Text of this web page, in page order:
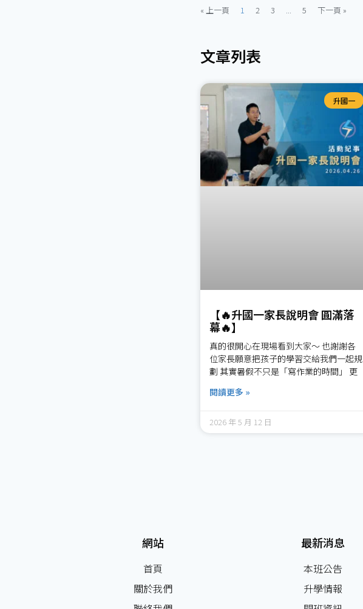
« 上一頁 1 2 3 ... 5 下一頁 »
文章列表
升國一
【🔥升國一家長說明會 圓滿落
幕🔥】
真的很開心在現場看到大家～ 也謝謝各
位家長願意把孩子的學習交給我們一起規
劃 其實暑假不只是「寫作業的時間」 更
閱讀更多 »
2026 年 5 月 12 日
網站
首頁
關於我們
最新消息
本班公告
升學情報